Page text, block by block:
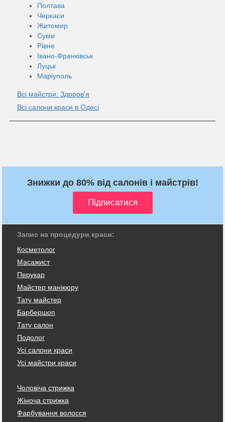
Полтава
Черкаси
Житомир
Суми
Рівне
Івано-Франківськ
Луцьк
Маріуполь
Всі майстри: Здоров'я
Всі салони краси в Одесі
Знижки до 80% від салонів і майстрів!
Запис на процедури краси:
Косметолог
Масажист
Перукар
Майстер манікюру
Тату майстер
Барбершоп
Тату салон
Подолог
Усі салони краси
Усі майстри краси
Чоловіча стрижка
Жіноча стрижка
Фарбування волосся